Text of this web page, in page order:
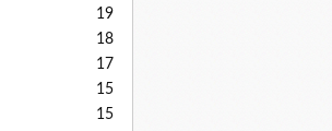
19
18
17
15
15